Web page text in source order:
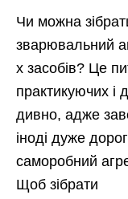
Чи можна
зварювальний
х засобів? Це
практикуючих і
дивно, адже
іноді дуже
саморобний
Щоб зібрати